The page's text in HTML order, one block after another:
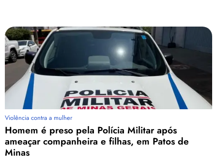
Violência contra a mulher
Homem é preso pela Polícia Militar após
ameaçar companheira e filhas, em Patos de
Minas